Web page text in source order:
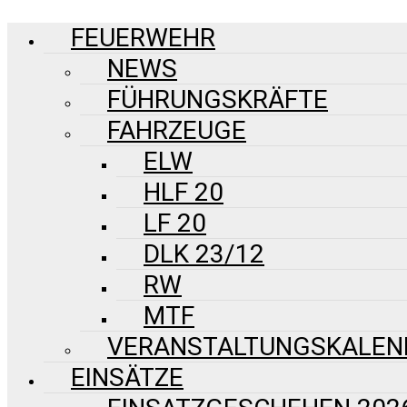
FEUERWEHR
NEWS
FÜHRUNGSKRÄFTE
FAHRZEUGE
ELW
HLF 20
LF 20
DLK 23/12
RW
MTF
EINSÄTZE